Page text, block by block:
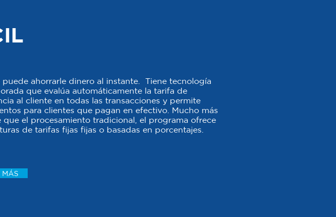
puede ahorrarle dinero al instante. Tiene tecnología
que evalúa automáticamente la tarifa de
al cliente en todas las transacciones y permite
para clientes que pagan en efectivo. Mucho más
que el procesamiento tradicional, el programa ofrece
de tarifas fijas fijas o basadas en porcentajes.
MÁS